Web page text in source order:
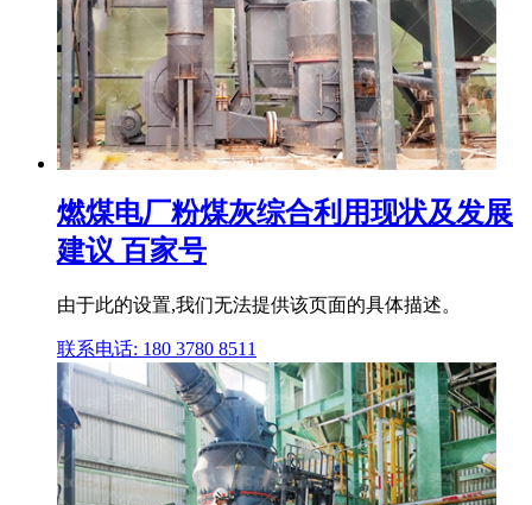
燃煤电厂粉煤灰综合利用现状及发展
建议 百家号
由于此的设置,我们无法提供该页面的具体描述。
联系电话: 180 3780 8511